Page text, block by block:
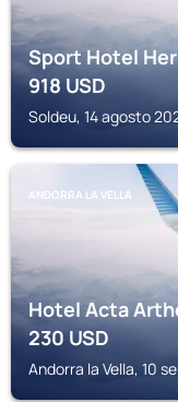
Sport Hotel
918USD
Soldeu, 14 agosto
ANDORRA LA VELLA
Hotel Acta
230USD
Andorra la Vella, 10